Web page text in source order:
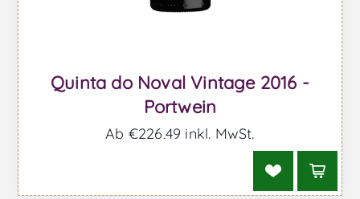
Quinta do Noval Vintage 2016 -
Portwein
Ab €226,49 inkl. MwSt.